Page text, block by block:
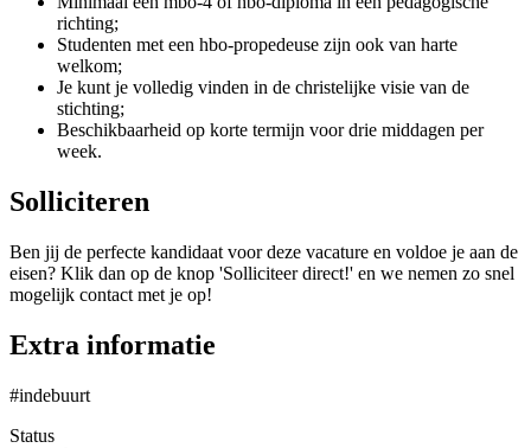
richting;
Studenten met een hbo-propedeuse zijn ook van harte
welkom;
Je kunt je volledig vinden in de christelijke visie van de
stichting;
Beschikbaarheid op korte termijn voor drie middagen per
week.
Solliciteren
Ben jij de perfecte kandidaat voor deze vacature en voldoe je aan de
eisen? Klik dan op de knop 'Solliciteer direct!' en we nemen zo snel
mogelijk contact met je op!
Extra informatie
#indebuurt
Status